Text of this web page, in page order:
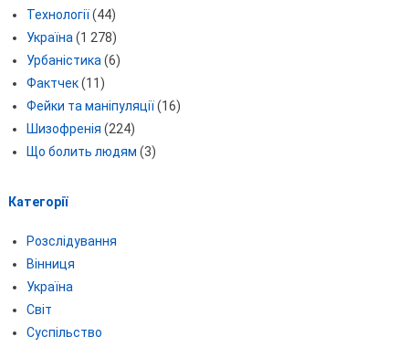
Технології(44)
Україна (1 278)
Урбаністика (6)
Фактчек(11)
Фейки та маніпуляції(16)
Шизофренія (224)
Що болить людям (3)
Категорії
Розслідування
Вінниця
Україна
Світ
Суспільство